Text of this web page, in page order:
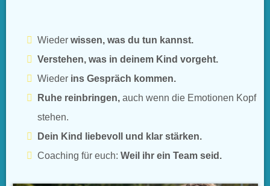
Wieder wissen, was du tun kannst.
Verstehen, was in deinem Kind vorgeht.
Wieder ins Gespräch kommen.
Ruhe reinbringen, auch wenn die Emotionen Kopf
stehen.
Dein Kind liebevoll und klar stärken.
Coaching für euch: Weil ihr ein Team seid.